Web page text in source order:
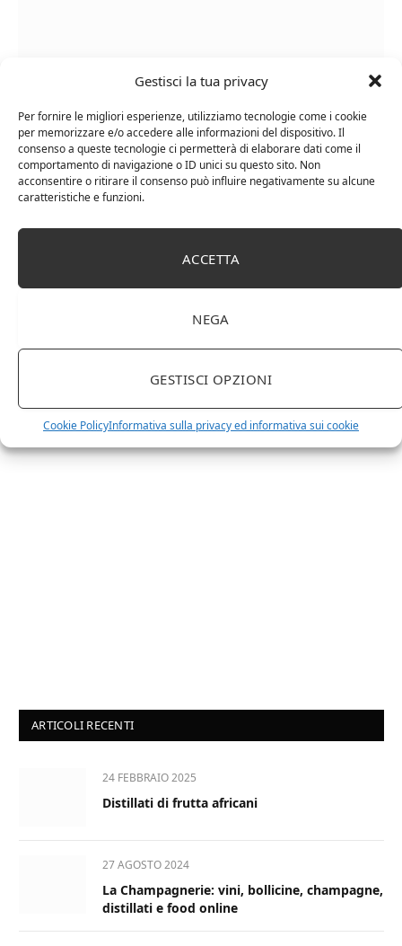
Gestisci la tua privacy
Per fornire le migliori esperienze, utilizziamo tecnologie come i cookie
per memorizzare e/o accedere alle informazioni del dispositivo. Il
consenso a queste tecnologie ci permetterà di elaborare dati come il
comportamento di navigazione o ID unici su questo sito. Non
acconsentire o ritirare il consenso può influire negativamente su alcune
caratteristiche e funzioni.
ACCETTA
NEGA
GESTISCI OPZIONI
Cookie PolicyInformativa sulla privacy ed informativa sui cookie
Le Casematte – Faro (box 6 x 0,75l) Mr. Vino Rosso
PUBBLICITÀ
Ti occupi della produzione e vendita di vini, spumanti,
Hai un negozio specializzato nella vendita di questi
Non hai un sito web o vuoi un restyling del tuo sito
esistente?
sarai ricontattato al più presto.
ARTICOLI RECENTI
24 FEBBRAIO 2025
Distillati di frutta africani
27 AGOSTO 2024
La Champagnerie: vini, bollicine, champagne,
distillati e food online